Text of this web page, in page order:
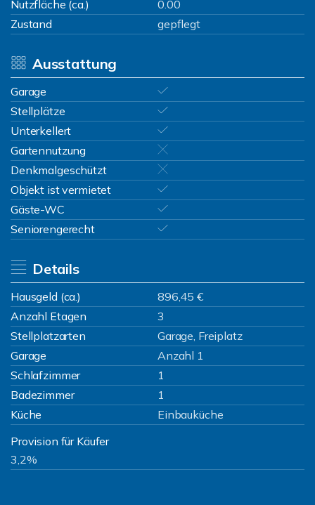
Nutzfläche (ca.)
0.00
Zustand
gepflegt
Ausstattung
Garage
Stellplätze
Unterkellert
Gartennutzung
Denkmalgeschützt
Objekt ist vermietet
Gäste-WC
Seniorengerecht
Details
Hausgeld (ca.)
896,45 €
Anzahl Etagen
3
Stellplatzarten
Garage, Freiplatz
Garage
Anzahl 1
Schlafzimmer
1
Badezimmer
1
Küche
Einbauküche
Provision für Käufer
3,2%